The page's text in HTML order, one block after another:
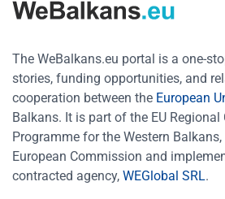
The WeBalkans.eu portal is a one-
stories, funding opportunities, and
cooperation between the European
Balkans. It is part of the EU
Programme for the Western
European Commission and
contracted agency, WEGlobal SRL.